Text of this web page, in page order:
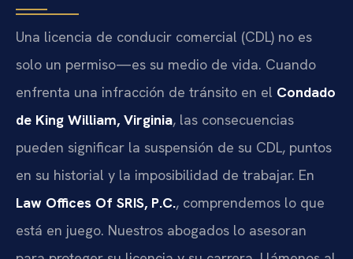
Una licencia de conducir comercial (CDL) no es
solo un permiso—es su medio de vida. Cuando
enfrenta una infracción de tránsito en el Condado
de King William, Virginia, las consecuencias
pueden significar la suspensión de su CDL, puntos
en su historial y la imposibilidad de trabajar. En
Law Offices Of SRIS, P.C., comprendemos lo que
está en juego. Nuestros abogados lo asesoran